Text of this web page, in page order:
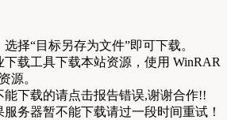
择“目标另存为文件”即可下载。
载工具下载本站资源，使用 WinRAR
源。
下载的请点击报告错误,谢谢合作!!
务器暂不能下载请过一段时间重试！